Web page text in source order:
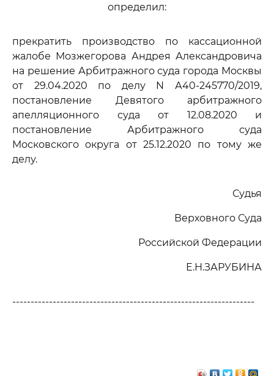
определил:
прекратить производство по кассационной
жалобе Мозжегорова Андрея Александровича
на решение Арбитражного суда города Москвы
от 29.04.2020 по делу N А40-245770/2019,
постановление Девятого арбитражного
апелляционного суда от 12.08.2020 и
постановление Арбитражного суда
Московского округа от 25.12.2020 по тому же
делу.
Судья
Верховного Суда
Российской Федерации
Е.Н.ЗАРУБИНА
------------------------------------------------------------------